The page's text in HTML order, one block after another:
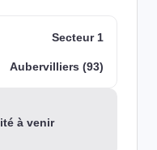
Secteur 1
Aubervilliers (93)
à venir